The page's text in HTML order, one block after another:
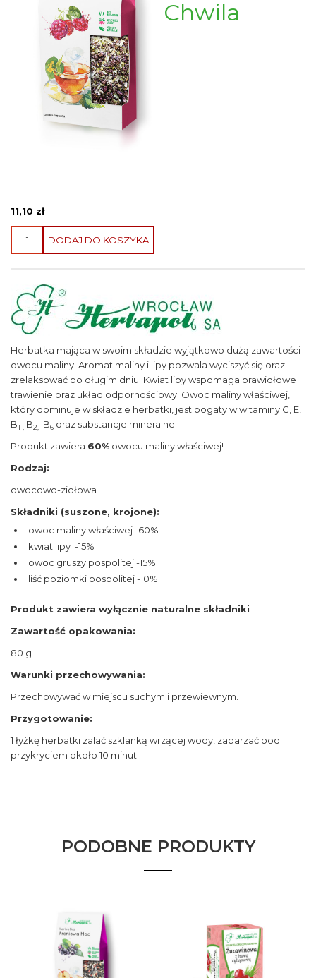
Chwila
11,10 zł
Herbatka
Lipowa
Chwila
DODAJ DO KOSZYKA
Herbatka mająca w swoim składzie wyjątkowo dużą zawartości
owocu maliny. Aromat maliny i lipy pozwala wyciszyć się oraz
zrelaksować po długim dniu. Kwiat lipy wspomaga prawidłowe
trawienie oraz układ odpornościowy. Owoc maliny właściwej,
który dominuje w składzie herbatki, jest bogaty w witaminy C, E,
B1 , B2, B6 oraz substancje mineralne.
Produkt zawiera 60% owocu maliny właściwej!
Rodzaj:
owocowo-ziołowa
Składniki (suszone, krojone):
owoc maliny właściwej -60%
kwiat lipy -15%
owoc gruszy pospolitej -15%
liść poziomki pospolitej -10%
Produkt zawiera wyłącznie naturalne składniki
Zawartość opakowania:
80 g
Warunki przechowywania:
Przechowywać w miejscu suchym i przewiewnym.
Przygotowanie:
1 łyżkę herbatki zalać szklanką wrzącej wody, zaparzać pod
przykryciem około 10 minut.
PODOBNE PRODUKTY